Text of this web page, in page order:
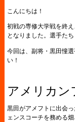
こんにちは！
初戦の専修大学戦を終
となりました。選手た
今回は、副将・黒田憧
い！
アメリカン
黒田がアメフトに出会
ェンスコーチを務める